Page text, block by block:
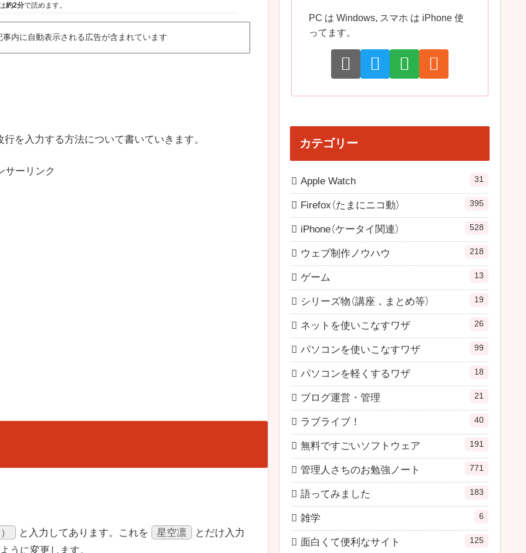
約2分で読めます。
内に自動表示される広告が含まれています
行を入力する方法について書いていきます。
サーリンク
と入力してあります。これを 星空凛
とだけ入力
ように変更します。
PC は Windows, スマホ は iPhone 使
ってます。
カテゴリー
Apple Watch 31
Firefox（たまにニコ動） 395
iPhone（ケータイ関連） 528
ウェブ制作ノウハウ 218
ゲーム 13
シリーズ物（講座，まとめ等） 19
ネットを使いこなすワザ 26
パソコンを使いこなすワザ 99
パソコンを軽くするワザ 18
ブログ運営・管理 21
ラブライブ！ 40
無料ですごいソフトウェア 191
管理人さちのお勉強ノート 771
語ってみました 183
雑学 6
面白くて便利なサイト 125